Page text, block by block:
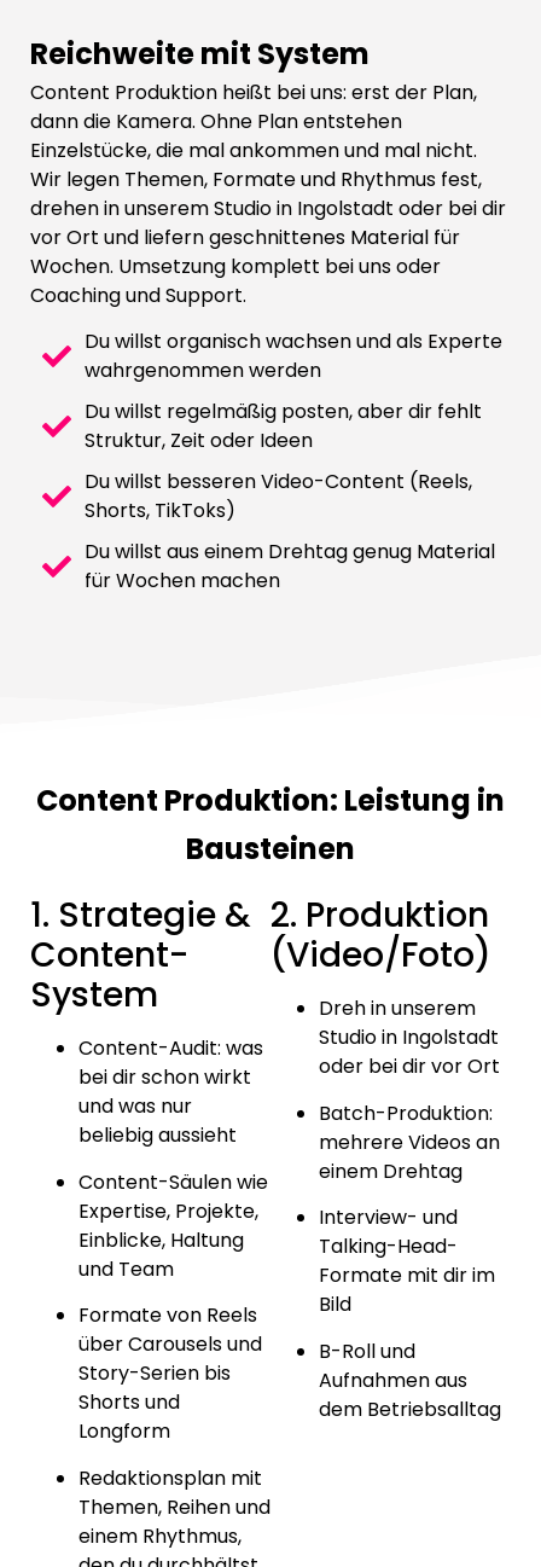
Reichweite mit System
Content Produktion heißt bei uns: erst der Plan,
dann die Kamera. Ohne Plan entstehen
Einzelstücke, die mal ankommen und mal nicht.
Wir legen Themen, Formate und Rhythmus fest,
drehen in unserem Studio in Ingolstadt oder bei dir
vor Ort und liefern geschnittenes Material für
Wochen. Umsetzung komplett bei uns oder
Coaching und Support.
Du willst organisch wachsen und als Experte
wahrgenommen werden
Du willst regelmäßig posten, aber dir fehlt
Struktur, Zeit oder Ideen
Du willst besseren Video-Content (Reels,
Shorts, TikToks)
Du willst aus einem Drehtag genug Material
für Wochen machen
Content Produktion: Leistung in
Bausteinen
1. Strategie &
Content-
System
Content-Audit: was
bei dir schon wirkt
und was nur
beliebig aussieht
Content-Säulen wie
Expertise, Projekte,
Einblicke, Haltung
und Team
Formate von Reels
über Carousels und
Story-Serien bis
Shorts und
Longform
Redaktionsplan mit
Themen, Reihen und
einem Rhythmus,
2. Produktion
(Video/Foto)
Dreh in unserem
Studio in Ingolstadt
oder bei dir vor Ort
Batch-Produktion:
mehrere Videos an
einem Drehtag
Interview- und
Talking-Head-
Formate mit dir im
Bild
B-Roll und
Aufnahmen aus
dem Betriebsalltag